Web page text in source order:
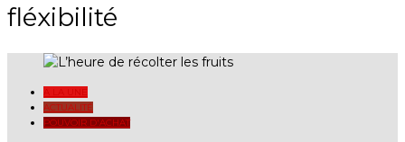
fléxibilité
ACTUALITÉ
POUVOIR D'ACHAT